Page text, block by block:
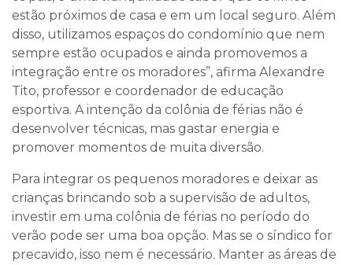
estão próximos de casa e em um local seguro. Além
disso, utilizamos espaços do condomínio que nem
sempre estão ocupados e ainda promovemos a
integração entre os moradores”, afirma Alexandre
Tito, professor e coordenador de educação
esportiva. A intenção da colônia de férias não é
desenvolver técnicas, mas gastar energia e
promover momentos de muita diversão.
Para integrar os pequenos moradores e deixar as
crianças brincando sob a supervisão de adultos,
investir em uma colônia de férias no período do
verão pode ser uma boa opção. Mas se o síndico for
precavido, isso nem é necessário. Manter as áreas de